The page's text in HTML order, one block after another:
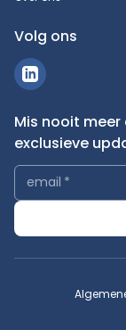
Volg ons
Mis nooit
exclusieve
email *